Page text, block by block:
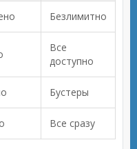
Безлимитно
Все
доступно
Бустеры
Все сразу